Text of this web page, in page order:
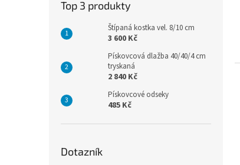
Top 3 produkty
Štípaná kostka vel. 8/10 cm
3 600 Kč
Pískovcová dlažba 40/40/4 cm
tryskaná
2 840 Kč
Pískovcové odseky
485 Kč
Dotazník